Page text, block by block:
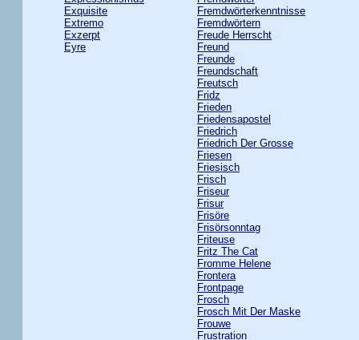
Exquisite
Extremo
Exzerpt
Eyre
Fremdwörterkenntnisse
Fremdwörtern
Freude Herrscht
Freund
Freunde
Freundschaft
Freutsch
Fridz
Frieden
Friedensapostel
Friedrich
Friedrich Der Grosse
Friesen
Friesisch
Frisch
Friseur
Frisur
Frisöre
Frisörsonntag
Friteuse
Fritz The Cat
Fromme Helene
Frontera
Frontpage
Frosch
Frosch Mit Der Maske
Frouwe
Frustration